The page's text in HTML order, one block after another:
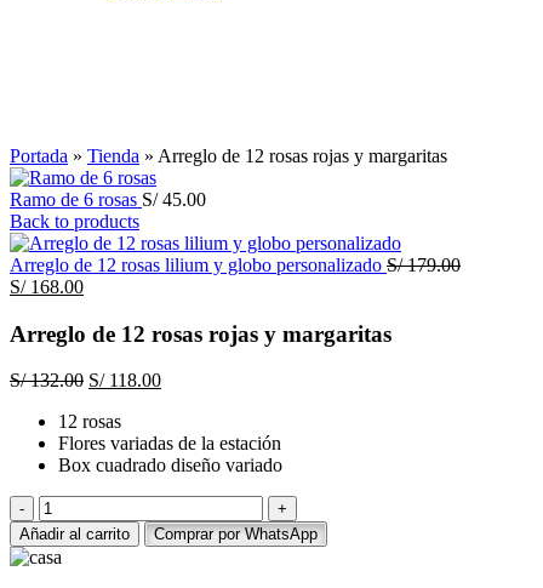
Portada » Tienda » Arreglo de 12 rosas rojas y margaritas
Ramo de 6 rosas S/45.00
Back to products
Arreglo de 12 rosas lilium y globo personalizado S/179.00El
S/168.00El
actual
S/ 168.00.
Arreglo de 12 rosas rojas y margaritas
S/132.00 El
original
era:
S/ 132.00.
S/118.00El
es:
S/ 118.00.
12 rosas
Flores variadas de la estación
Box cuadrado diseño variado
Arreglo
de
12
rosas
Añadir al carrito Comprar por WhatsApp